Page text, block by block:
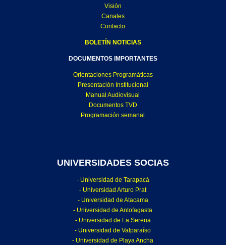
Visión
Canales
Contacto
BOLETÍN NOTICIAS
DOCUMENTOS IMPORTANTES
Orientaciones Programáticas
Presentación Institucional
Manual Audiovisual
Documentos TVD
Programación semanal
UNIVERSIDADES SOCIAS
- Universidad de Tarapacá
- Universidad Arturo Prat
- Universidad de Atacama
- Universidad de Antofagasta
- Universidad de La Serena
- Universidad de Valparaíso
- Universidad de Playa Ancha